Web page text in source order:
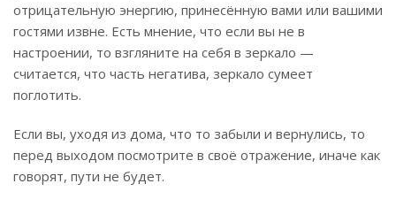
отрицательную энергию, принесённую вами или вашими
гостями извне. Есть мнение, что если вы не в
настроении, то взгляните на себя в зеркало —
считается, что часть негатива, зеркало сумеет
поглотить.
Если вы, уходя из дома, что то забыли и вернулись, то
перед выходом посмотрите в своё отражение, иначе как
говорят, пути не будет.